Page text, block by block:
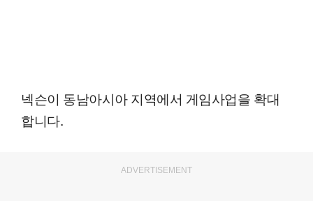
넥슨이 동남아시아 지역에서 게임사업을 확대
합니다.
ADVERTISEMENT